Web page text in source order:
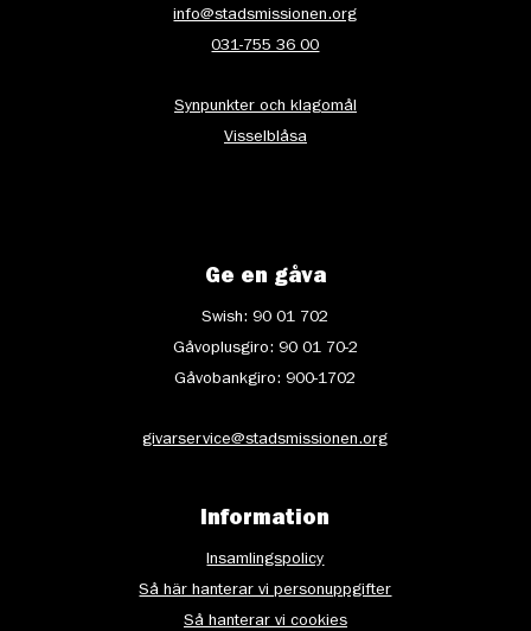
info@stadsmissionen.org
031-755 36 00
Synpunkter och klagomål
Visselblåsa
Ge en gåva
Swish: 90 01 702
Gåvoplusgiro: 90 01 70-2
Gåvobankgiro: 900-1702
givarservice@stadsmissionen.org
Information
Insamlingspolicy
Så här hanterar vi personuppgifter
Så hanterar vi cookies